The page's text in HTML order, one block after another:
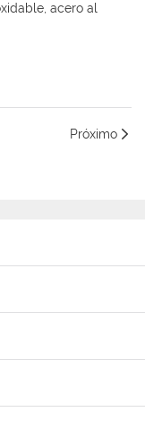
acero al
Próximo